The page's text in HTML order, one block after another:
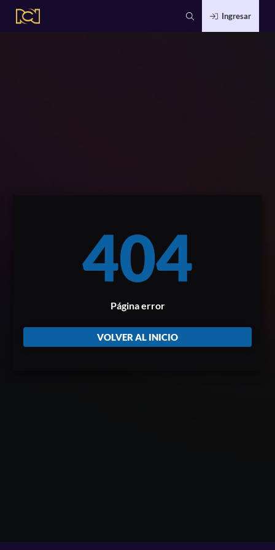
Ingresar
404
Página error
VOLVER AL INICIO